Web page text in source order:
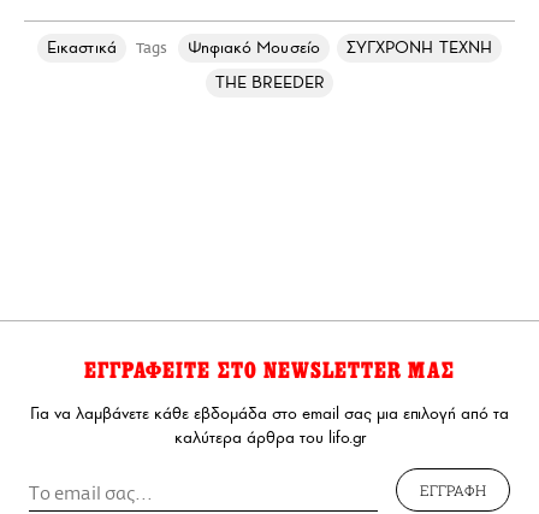
Εικαστικά Tags Ψηφιακό Μουσείο
ΣΥΓΧΡΟΝΗ ΤΕΧΝΗ
THE BREEDER
ΕΓΓΡΑΦΕΙΤΕ ΣΤΟ NEWSLETTER ΜΑΣ
Για να λαμβάνετε κάθε εβδομάδα στο email σας μια επιλογή από τα
καλύτερα άρθρα του lifo.gr
ΕΓΓΡΑΦΗ